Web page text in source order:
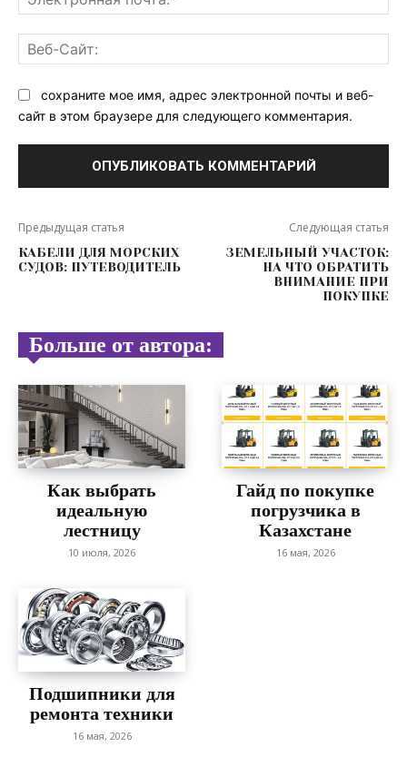
сохраните мое имя, адрес электронной почты и веб-
сайт в этом браузере для следующего комментария.
Предыдущая статья
КАБЕЛИ ДЛЯ МОРСКИХ
СУДОВ: ПУТЕВОДИТЕЛЬ
Следующая статья
ЗЕМЕЛЬНЫЙ УЧАСТОК:
НА ЧТО ОБРАТИТЬ
ВНИМАНИЕ ПРИ
ПОКУПКЕ
Больше от автора:
Как выбрать
идеальную
лестницу
10 июля, 2026
Гайд по покупке
погрузчика в
Казахстане
16 мая, 2026
Подшипники для
ремонта техники
16 мая, 2026